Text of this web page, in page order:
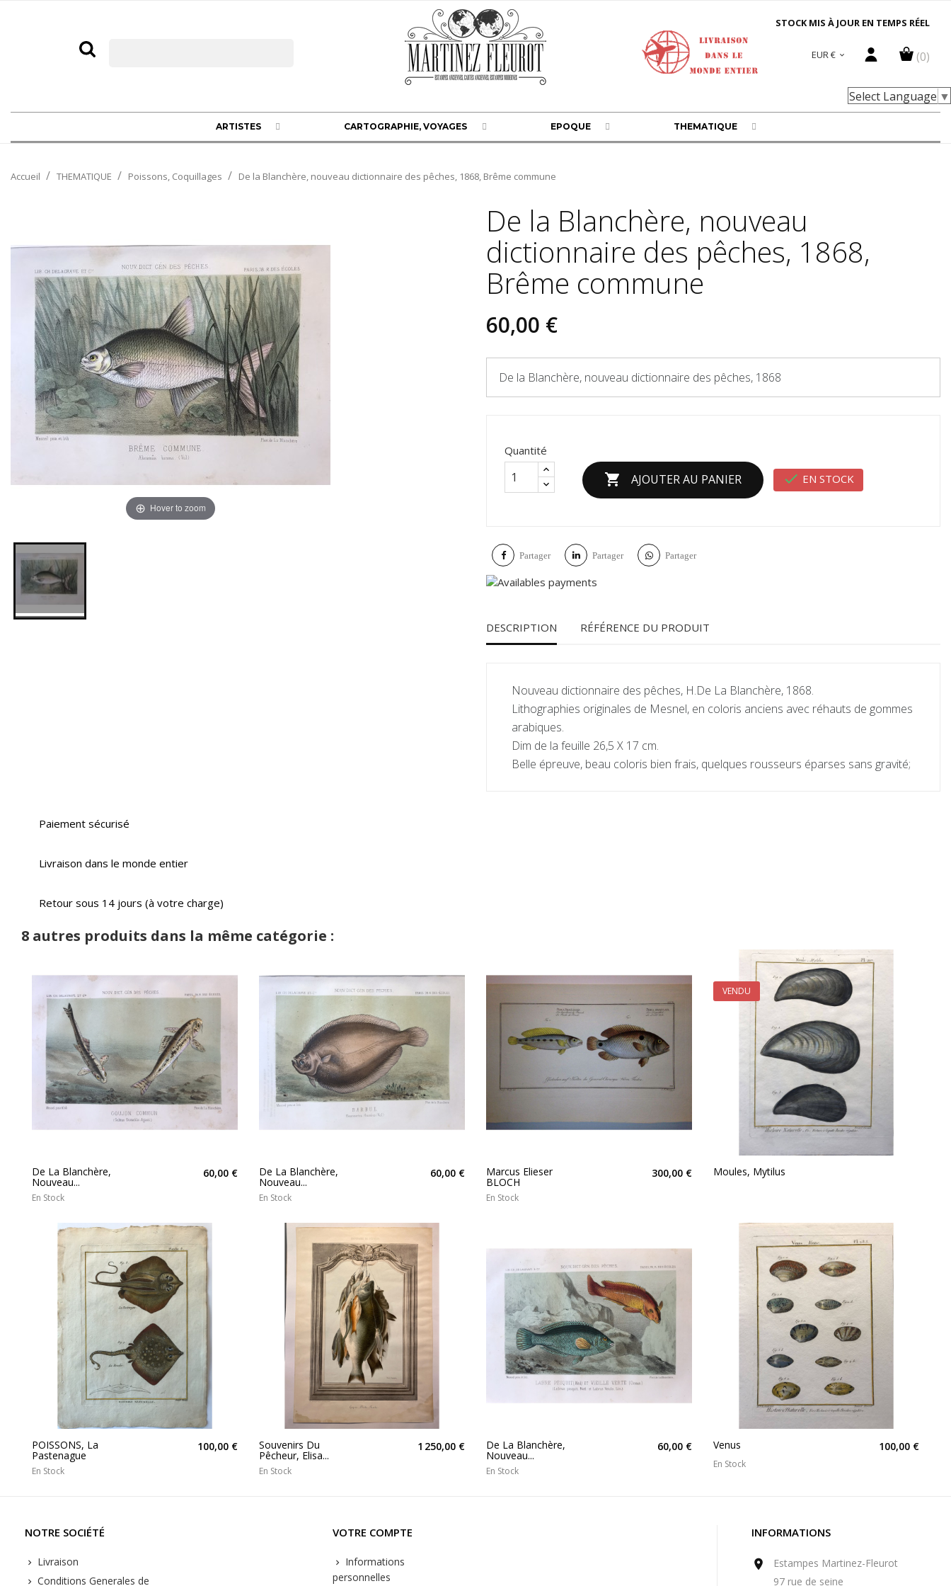
STOCK MIS À JOUR EN TEMPS RÉEL
(0)
EUR € 
Select Language ▼
ARTISTES CARTOGRAPHIE, VOYAGES EPOQUE THEMATIQUE
Accueil THEMATIQUE Poissons, Coquillages De la Blanchère, nouveau dictionnaire des pêches, 1868, Brême commune
Hover to zoom
De la Blanchère, nouveau
dictionnaire des pêches, 1868,
Brême commune
60,00 €
De la Blanchère, nouveau dictionnaire des pêches, 1868
Quantité
 AJOUTER AU PANIER  EN STOCK
Partager Partager Partager
DESCRIPTION RÉFÉRENCE DU PRODUIT
Nouveau dictionnaire des pêches, H.De La Blanchère, 1868.
Lithographies originales de Mesnel, en coloris anciens avec réhauts de gommes
arabiques.
Dim de la feuille 26,5 X 17 cm.
Belle épreuve, beau coloris bien frais, quelques rousseurs éparses sans gravité;
Paiement sécurisé
Livraison dans le monde entier
Retour sous 14 jours (à votre charge)
8 autres produits dans la même catégorie :
De La Blanchère,
Nouveau...
60,00 €
En Stock
De La Blanchère,
Nouveau...
60,00 €
En Stock
Marcus Elieser
BLOCH
300,00 €
En Stock
Moules, Mytilus
VENDU
POISSONS, La
Pastenague
100,00 €
En Stock
Souvenirs Du
Pêcheur, Elisa...
1 250,00 €
En Stock
De La Blanchère,
Nouveau...
60,00 €
En Stock
Venus 100,00 €
En Stock
NOTRE SOCIÉTÉ
Livraison
Conditions Generales de
VOTRE COMPTE
Informations
personnelles
INFORMATIONS

Estampes Martinez-Fleurot
97 rue de seine